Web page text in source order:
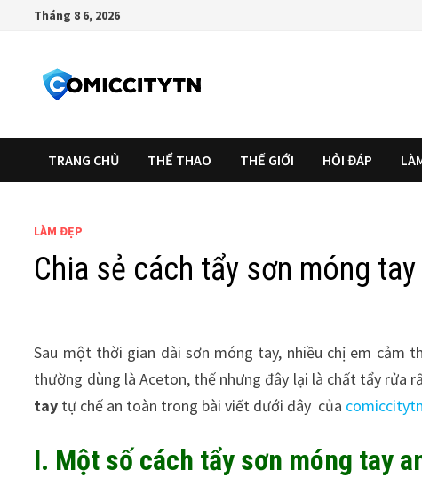
Tháng 8 6, 2026
TRANG CHỦ THỂ THAO THẾ GIỚI HỎI ĐÁP
LÀM ĐẸP
Chia sẻ cách tẩy sơn móng
Sau một thời gian dài sơn móng tay, nhiều chị em cảm
thường dùng là Aceton, thế nhưng đây lại là chất tẩy rửa
tay tự chế an toàn trong bài viết dưới đây của
I. Một số cách tẩy sơn móng tay